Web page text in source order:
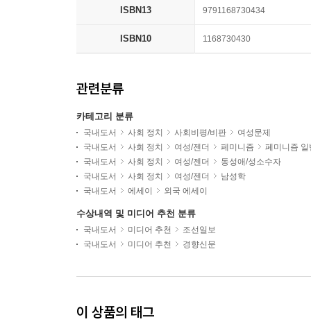
ISBN13 9791168730434
ISBN10 1168730430
관련분류
카테고리 분류
국내도서 사회 정치 사회비평/비판
여성문제
국내도서
사회 정치 여성/젠더 페미니즘
페미니즘 일
국내도서
사회 정치 여성/젠더
동성애/성소수자
국내도서
사회 정치 여성/젠더
남성학
국내도서
에세이 외국 에세이
수상내역 및 미디어 추천 분류
국내도서 미디어 추천
조선일보
국내도서
미디어 추천 경향신문
이 상품의 태그